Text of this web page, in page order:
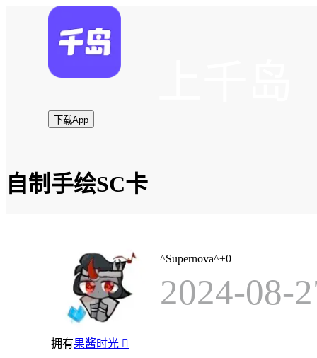
下载App
自制手绘SC卡
^Supernova^±0
2024-08-
拥有果酱时光 